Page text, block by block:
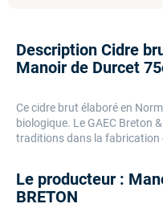
Description Cidre
Manoir de Durcet
Ce cidre brut élaboré en
biologique. Le GAEC Breton
traditions dans la fabrication
Le producteur :
BRETON